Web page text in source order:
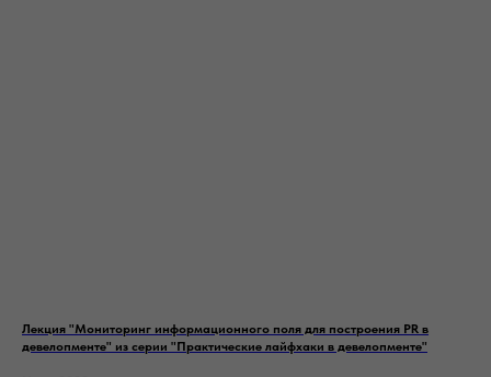
Лекция "Мониторинг информационного поля для построения PR в
девелопменте" из серии "Практические лайфхаки в девелопменте"